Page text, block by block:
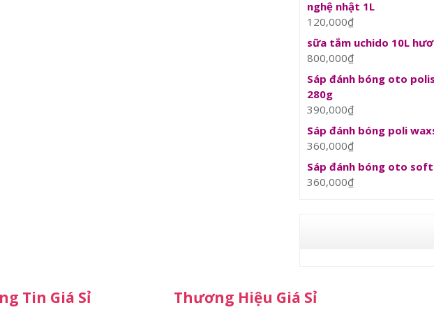
nghệ nhật 1L
120,000₫
sữa tắm uchido 10L
800,000₫
Sáp đánh bóng oto
280g
390,000₫
Sáp đánh bóng poli
360,000₫
Sáp đánh bóng oto
360,000₫
Tin Giá Sỉ Thương Hiệu Giá Sỉ